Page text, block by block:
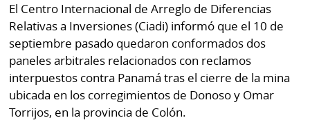
LuctuosasBuenas
prácticas
OTROS
SITIOS
El Centro Internacional de Arreglo de Diferencias
Relativas a Inversiones (Ciadi) informó que el 10 de
septiembre pasado quedaron conformados dos
paneles arbitrales relacionados con reclamos
interpuestos contra Panamá tras el cierre de la mina
ubicada en los corregimientos de Donoso y Omar
Torrijos, en la provincia de Colón.